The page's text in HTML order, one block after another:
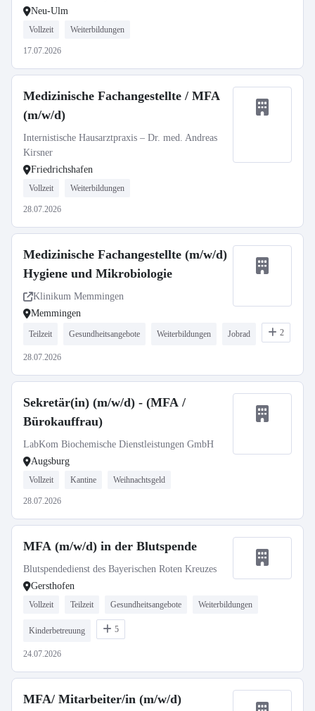
Neu-Ulm
Vollzeit Weiterbildungen
17.07.2026
Medizinische Fachangestellte / MFA
(m/w/d)
Internistische Hausarztpraxis – Dr. med. Andreas
Kirsner
Friedrichshafen
Vollzeit Weiterbildungen
28.07.2026
Medizinische Fachangestellte (m/w/d)
Hygiene und Mikrobiologie
Klinikum Memmingen
Memmingen
Teilzeit Gesundheitsangebote Weiterbildungen Jobrad 2
28.07.2026
Sekretär(in) (m/w/d) - (MFA /
Bürokauffrau)
LabKom Biochemische Dienstleistungen GmbH
Augsburg
Vollzeit Kantine Weihnachtsgeld
28.07.2026
MFA (m/w/d) in der Blutspende
Blutspendedienst des Bayerischen Roten Kreuzes
Gersthofen
Vollzeit Teilzeit Gesundheitsangebote Weiterbildungen
Kinderbetreuung 5
24.07.2026
MFA/ Mitarbeiter/in (m/w/d)